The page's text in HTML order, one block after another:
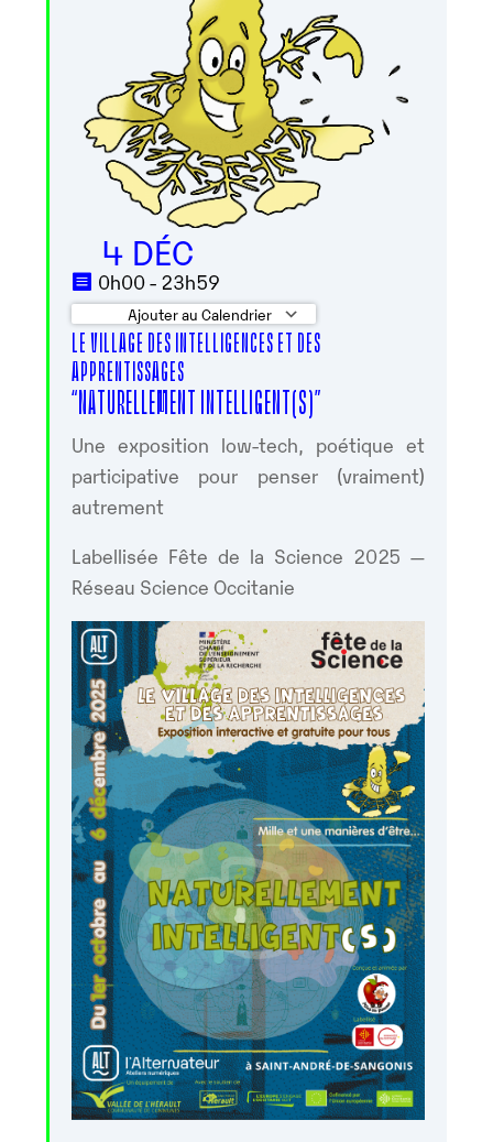
4 DÉC
0h00 - 23h59
Ajouter au Calendrier
Télécharger ICS
LE VILLAGE DES INTELLIGENCES ET DES
APPRENTISSAGES
“NATURELLEMENT INTELLIGENT(S)”
Une exposition low-tech, poétique et
participative pour penser (vraiment)
autrement
Labellisée Fête de la Science 2025 —
Réseau Science Occitanie